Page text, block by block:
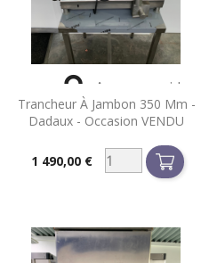
Trancheur À Jambon 350 Mm -
Dadaux - Occasion VENDU
Prix1 490,00 €
 Aperçu rapide